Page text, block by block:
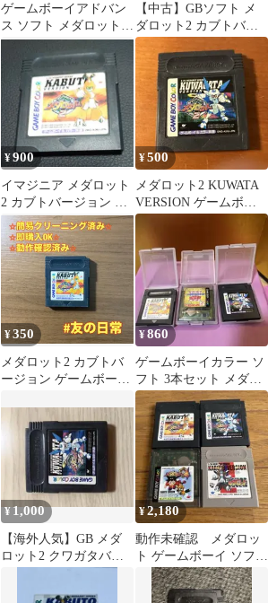
ゲームボーイアドバン
ス ソフト メダロットG
クワガタ ソフトのみ 動
作確認済み
【中古】GBソフト メ
ダロット2 カブトバー
ジョン[通常版]
¥900
イマジニア メダロット
2 カブトバージョン ゲ
ームボーイソフト
¥500
メダロット2 KUWATA
VERSION ゲームボー
イ
¥350
メダロット2 カブトバ
ージョン ゲームボーイ
¥860
ゲームボーイカラー ソ
フト 3本セット メダロ
ット 遊戯王
¥1,000
​【海外人気】GB メダ
ロット2 クワガタバー
¥2,180
動作未確認 メダロッ
ト ゲームボーイ ソフト
4本セット